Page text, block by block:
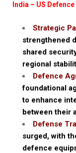
India – US
Strategic
strengthened
shared
regional
Defence
foundational
to enhance
between their
Defense
surged, with
defence